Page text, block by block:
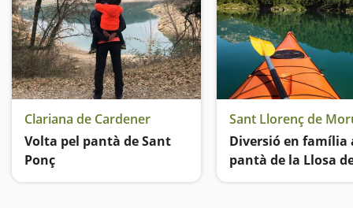
Clariana de Cardener
Volta pel pantà de Sant
Ponç
Sant Llorenç de
Diversió en família
pantà de la Llosa
Cavall